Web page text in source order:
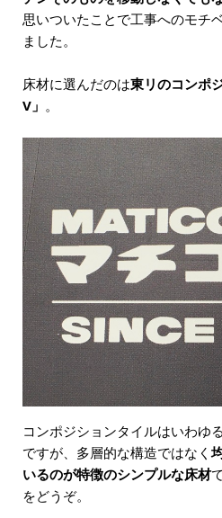
思いついたことで工事へのモチ
ました。
床材に選んだのは東リのコンポ
V」 。
コンポジションタイルはいわゆ
ですが、多層的な構造ではなく
いるのが特徴のシンプルな床材
をどうぞ。